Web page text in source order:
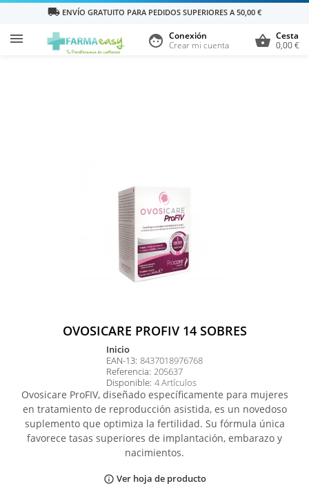
local_shipping ENVÍO GRATUITO PARA PEDIDOS SUPERIORES A 50,00 €
 shopping_basket Cesta
0,00 €
face Conexión
Crear mi cuenta
OVOSICARE PROFIV 14 SOBRES
inicio
EAN-13: 8437018976768
Referencia: 205637
Disponible: 4 Artículos
Ovosicare ProFIV, diseñado específicamente para mujeres
en tratamiento de reproducción asistida, es un novedoso
suplemento que optimiza la fertilidad. Su fórmula única
favorece tasas superiores de implantación, embarazo y
nacimientos.
info_outline Ver hoja de producto